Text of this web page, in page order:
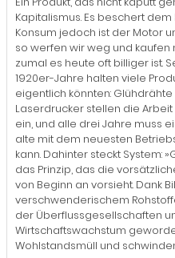
Kapitalismus. Es beschert
Konsum jedoch ist der Motor
so werfen wir weg und
zumal es heute oft billiger ist.
1920er-Jahre halten viele
eigentlich könnten:
Laserdrucker stellen die
ein, und alle drei Jahre muss
alte mit dem neuesten
kann. Dahinter steckt System:
das Prinzip, das die
von Beginn an vorsieht. Dank
verschwenderischem
der Überflussgesellschaften
Wirtschaftswachstum
Wohlstandsmüll und